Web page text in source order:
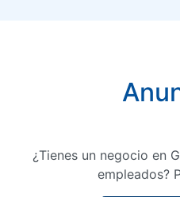
¿Tienes un negocio en
empleados?